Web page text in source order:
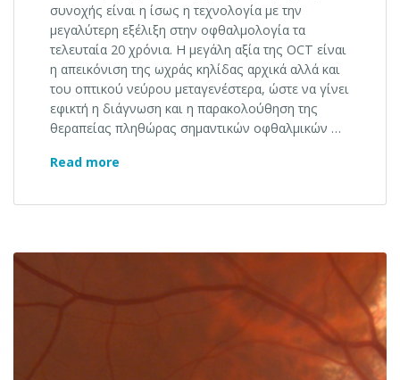
συνοχής είναι η ίσως η τεχνολογία με την
μεγαλύτερη εξέλιξη στην οφθαλμολογία τα
τελευταία 20 χρόνια. Η μεγάλη αξία της OCT είναι
η απεικόνιση της ωχράς κηλίδας αρχικά αλλά και
του οπτικού νεύρου μεταγενέστερα, ώστε να γίνει
εφικτή η διάγνωση και η παρακολούθηση της
θεραπείας πληθώρας σημαντικών οφθαλμικών …
Read more